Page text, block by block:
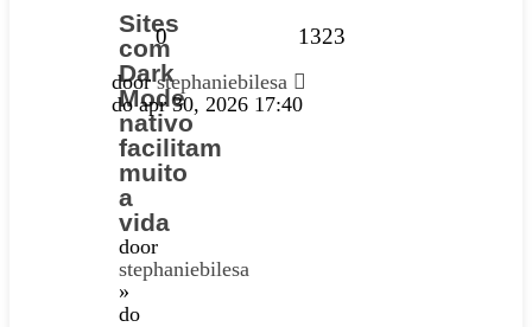
Sites
com
Dark
Mode
nativo
facilitam
muito
a
vida
door
stephaniebilesa
»
do
0 1323
doorstephaniebilesa
do apr 30, 2026 17:40